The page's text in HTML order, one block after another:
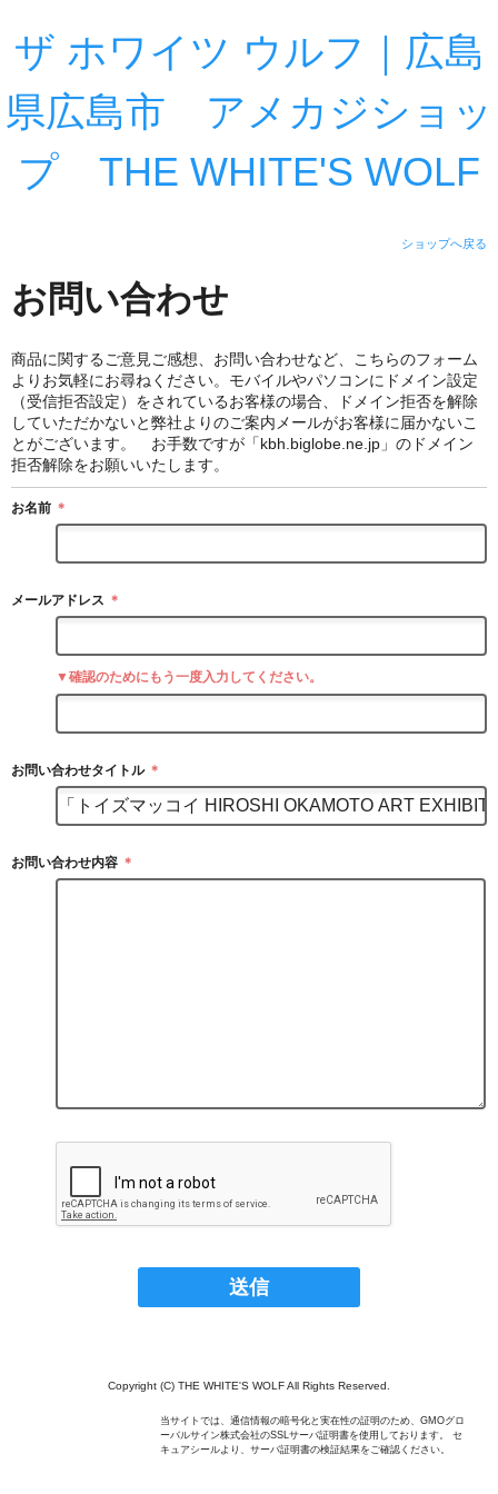
ザ ホワイツ ウルフ｜広島
県広島市 アメカジショッ
プ THE WHITE'S WOLF
ショップへ戻る
お問い合わせ
商品に関するご意見ご感想、お問い合わせなど、こちらのフォーム
よりお気軽にお尋ねください。モバイルやパソコンにドメイン設定
（受信拒否設定）をされているお客様の場合、ドメイン拒否を解除
していただかないと弊社よりのご案内メールがお客様に届かないこ
とがございます。 お手数ですが「kbh.biglobe.ne.jp」のドメイン
拒否解除をお願いいたします。
お名前 ＊
メールアドレス ＊
▼確認のためにもう一度入力してください。
お問い合わせタイトル ＊
お問い合わせ内容 ＊
Copyright (C) THE WHITE'S WOLF All Rights Reserved.
当サイトでは、通信情報の暗号化と実在性の証明のため、GMOグロ
ーバルサイン株式会社のSSLサーバ証明書を使用しております。 セ
キュアシールより、サーバ証明書の検証結果をご確認ください。